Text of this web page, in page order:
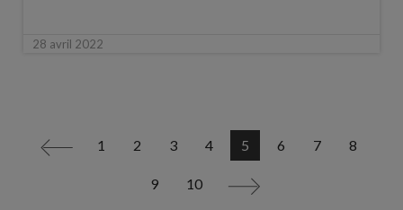
28 avril 2022
< 1 2 3 4 5 6 7 8
9 10 >